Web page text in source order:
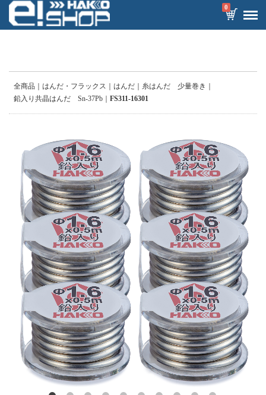
0
全商品 はんだ・フラックス はんだ
糸はんだ 少量巻き
鉛入り共晶はんだ Sn-37Pb
FS311-16301